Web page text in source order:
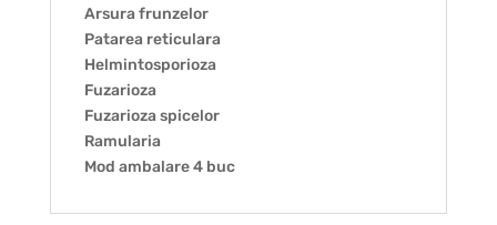
Arsura frunzelor
Patarea reticulara
Helmintosporioza
Fuzarioza
Fuzarioza spicelor
Ramularia
Mod ambalare 4 buc